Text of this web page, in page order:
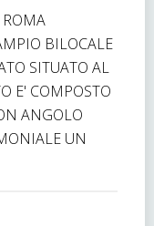
ROMA
BILOCALE
SITUATO AL
E' COMPOSTO
ANGOLO
UN